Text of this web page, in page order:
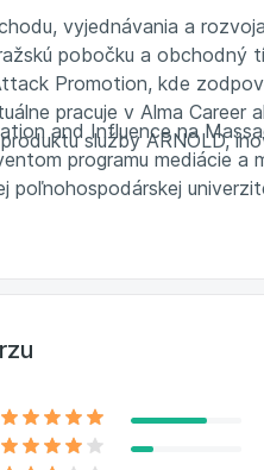
vyjednávania a
pobočku a obchodný
Promotion, kde
pracuje v Alma Career
služby ARNOLD,
and Influence na
programu mediácie a
poľnohospodárskej